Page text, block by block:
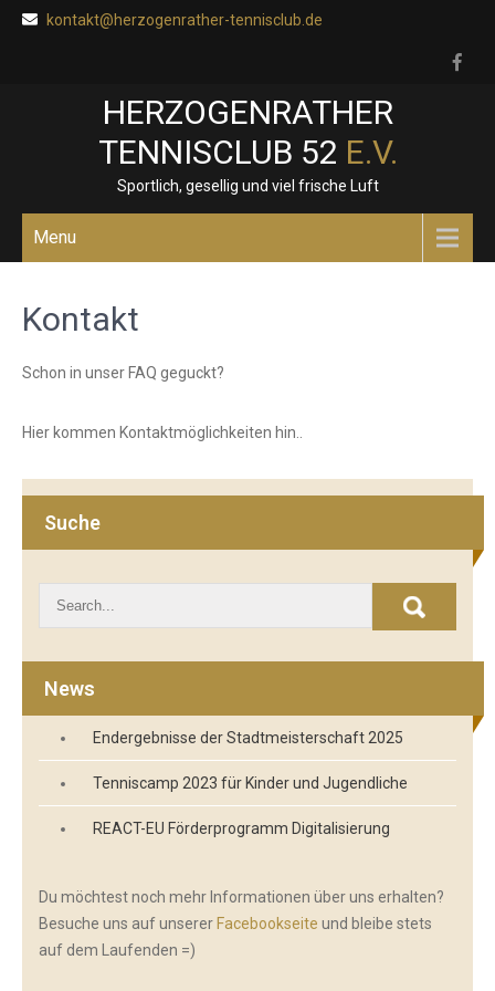
Skip
kontakt@herzogenrather-tennisclub.de
HERZOGENRATHER
TENNISCLUB 52 E.V.
Sportlich, gesellig und viel frische Luft
Menu
Kontakt
Schon in unser FAQ geguckt?
Hier kommen Kontaktmöglichkeiten hin..
Suche
News
Endergebnisse der Stadtmeisterschaft 2025
Tenniscamp 2023 für Kinder und Jugendliche
REACT-EU Förderprogramm Digitalisierung
Du möchtest noch mehr Informationen über uns erhalten?
Besuche uns auf unserer Facebookseite und bleibe stets
auf dem Laufenden =)